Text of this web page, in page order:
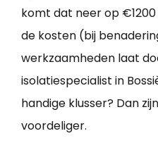
komt dat neer op
de kosten (bij
werkzaamheden laat
isolatiespecialist in
handige klusser? Dan
voordeliger.